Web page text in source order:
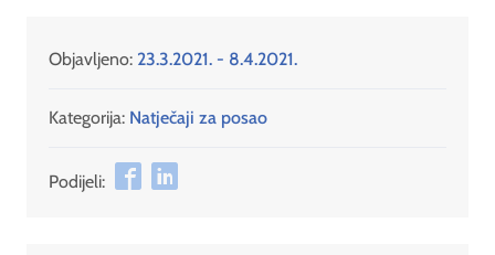
Objavljeno: 23.3.2021. - 8.4.2021.
Kategorija: Natječaji za posao
Podijeli: